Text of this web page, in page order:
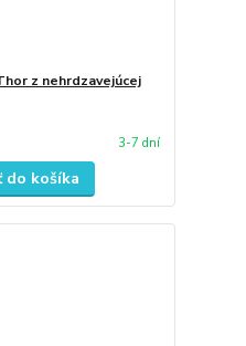
z nehrdzavejúcej
3-7 dní
do košíka